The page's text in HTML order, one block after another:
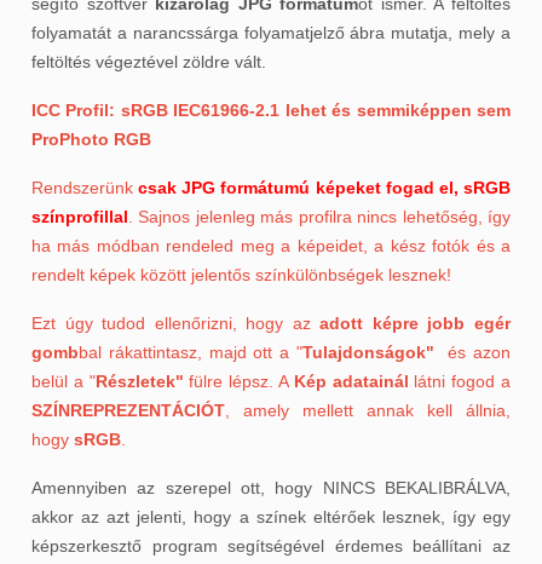
Hasznos tippek
folyamatát a narancssárga folyamatjelző ábra mutatja, mely a
feltöltés végeztével zöldre vált.
ICC Profil: sRGB IEC61966-2.1 lehet és semmiképpen sem
ProPhoto RGB
Rendszerünkcsak JPG formátumú képeket fogad el, sRGB
színprofillal . Sajnos jelenleg más profilra nincs lehetőség, így
ha más módban rendeled meg a képeidet, a kész fotók és a
rendelt képek között jelentős színkülönbségek lesznek!
Ezt úgy tudod ellenőrizni, hogy azadott képre jobb egér
gombbal rákattintasz, majd ott a "Tulajdonságok" és azon
belül a "Részletek" fülre lépsz. A Kép adatainál látni fogod a
SZÍNREPREZENTÁCIÓT , amely mellett annak kell állnia,
hogy sRGB
Amennyiben az szerepel ott, hogy NINCS BEKALIBRÁLVA,
akkor az azt jelenti, hogy a színek eltérőek lesznek, így egy
képszerkesztő program segítségével érdemes beállítani az